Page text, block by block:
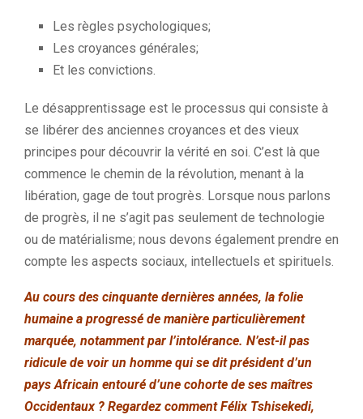
Les règles psychologiques;
Les croyances générales;
Et les convictions.
Le désapprentissage est le processus qui consiste à
se libérer des anciennes croyances et des vieux
principes pour découvrir la vérité en soi. C’est là que
commence le chemin de la révolution, menant à la
libération, gage de tout progrès. Lorsque nous parlons
de progrès, il ne s’agit pas seulement de technologie
ou de matérialisme; nous devons également prendre en
compte les aspects sociaux, intellectuels et spirituels.
Au cours des cinquante dernières années, la folie
humaine a progressé de manière particulièrement
marquée, notamment par l’intolérance. N’est-il pas
ridicule de voir un homme qui se dit président d’un
pays Africain entouré d’une cohorte de ses maîtres
Occidentaux ? Regardez comment Félix Tshisekedi,